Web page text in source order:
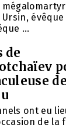
...
de
ont eu
de la